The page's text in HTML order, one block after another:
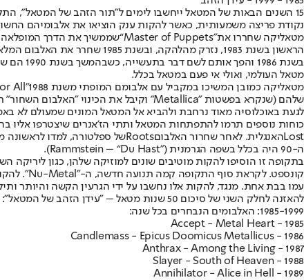
נקודת פריצה משמעותית, כאשר להקות ענק הוציאו את אלבומיהם
מטאליקה שחררו את“Master of Puppets”שממשיך את הדרך המופלאה
הראשון בשנת 1983, נזרק מהלהקה, ובשנת 1985 שחרר את האלבום המלא הראשון של להקתו
בשנת 1986 והפך אותם לשם דבר בתעשייה, כשבהמשך בשנת 1990 הם שחררו את האלבום "
מטאל העולמי, ואולי אי פעם במטאל בכלל.
מטאליקה כמובן המשיכו במקביל עם אלבומם המופתי משנת 1988
All”
שלהם (שנקרא בפשטות "Metallica" וקיבל את הכינוי "האלבום
לגעת באוכלוסיה מאוד נרחבת ולהביא אל המטאל המונים שמעולם לא
כוחות נוספים תרמו להתפתחות המטאל ותתי הז'אנרים שיצטרפו אליו
Lostהאנגלית. לאחר שחרור האלבוםRootsשל ספלטורה, למדו לראשונה
ה-90 היה בכלל בשפה הגרמנית (
Rammstein – “Du Hast”
).
בתקופה זו הוסיפו להקות מוטיבים שונים למוזיקה שלהן, כגון ליריקה
קונספט. לקראת סוף התקופה קמה תנועה חדשה, ה-"Nu-Metal
".
עמו בבת אחת. מנגד, להקות אלו נחשבו על ידי הגרעין הקשה והיותר
להאזנה לחלק השני של סיכום 50 שנות מטאל – "עידן הזהב של המטאל":
1985-1999: האלבומים הנבחרים בכל שנה:
Accept - Metal Heart - 1985
1986 - Candlemass - Epicus Doomicus Metallicus
1987 - Anthrax - Among the Living
1988 - Slayer - South of Heaven
1989 - Annihilator - Alice in Hell